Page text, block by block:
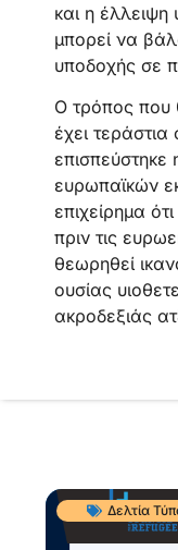
και η
μπορεί να
υποδοχής σε
Ο τρόπος που
έχει
ευρωπαϊκών
επιχείρημα
πριν τις
θεωρηθεί
ουσίας
ακροδεξιάς
Δελτία